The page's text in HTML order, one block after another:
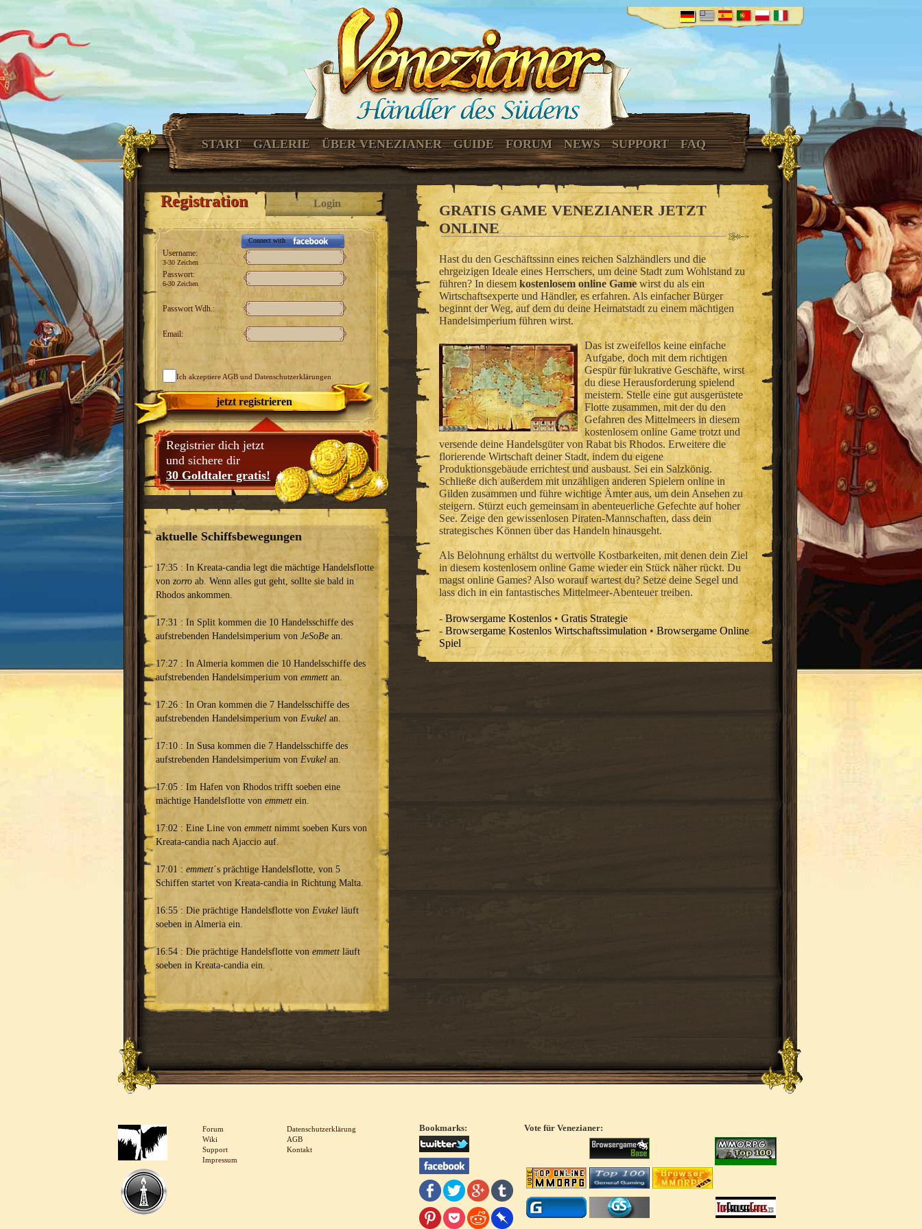
START GALERIE ÜBER VENEZIANER GUIDE FORUM NEWS SUPPORT FAQ
Registration Login
Connect with
Username:
3-30 Zeichen
Passwort:
6-30 Zeichen
Passwort Wdh.:
Email:
Ich akzeptiere AGB und Datenschutzerklärungen
jetzt registrieren
Registrier dich jetzt
und sichere dir
30 Goldtaler gratis!
aktuelle Schiffsbewegungen
17:35 : In Kreata-candia legt die mächtige Handelsflotte
von zorro ab. Wenn alles gut geht, sollte sie bald in
Rhodos ankommen.
17:31 : In Split kommen die 10 Handelsschiffe des
aufstrebenden Handelsimperium von JeSoBe an.
17:27 : In Almeria kommen die 10 Handelsschiffe des
aufstrebenden Handelsimperium von emmett an.
17:26 : In Oran kommen die 7 Handelsschiffe des
aufstrebenden Handelsimperium von Evukel an.
17:10 : In Susa kommen die 7 Handelsschiffe des
aufstrebenden Handelsimperium von Evukel an.
17:05 : Im Hafen von Rhodos trifft soeben eine
mächtige Handelsflotte von emmett ein.
17:02 : Eine Line von emmett nimmt soeben Kurs von
Kreata-candia nach Ajaccio auf.
17:01 : emmett´s prächtige Handelsflotte, von 5
Schiffen startet von Kreata-candia in Richtung Malta.
16:55 : Die prächtige Handelsflotte von Evukel läuft
soeben in Almeria ein.
16:54 : Die prächtige Handelsflotte von emmett läuft
soeben in Kreata-candia ein.
GRATIS GAME VENEZIANER JETZT
ONLINE
Hast du den Geschäftssinn eines reichen Salzhändlers und die
ehrgeizigen Ideale eines Herrschers, um deine Stadt zum Wohlstand zu
führen? In diesem kostenlosem online Gamewirst du als ein
Wirtschaftsexperte und Händler, es erfahren. Als einfacher Bürger
beginnt der Weg, auf dem du deine Heimatstadt zu einem mächtigen
Handelsimperium führen wirst.
Das ist zweifellos keine einfache
Aufgabe, doch mit dem richtigen
Gespür für lukrative Geschäfte, wirst
du diese Herausforderung spielend
meistern. Stelle eine gut ausgerüstete
Flotte zusammen, mit der du den
Gefahren des Mittelmeers in diesem
kostenlosem online Game trotzt und
versende deine Handelsgüter von Rabat bis Rhodos. Erweitere die
florierende Wirtschaft deiner Stadt, indem du eigene
Produktionsgebäude errichtest und ausbaust. Sei ein Salzkönig.
Schließe dich außerdem mit unzähligen anderen Spielern online in
Gilden zusammen und führe wichtige Ämter aus, um dein Ansehen zu
steigern. Stürzt euch gemeinsam in abenteuerliche Gefechte auf hoher
See. Zeige den gewissenlosen Piraten-Mannschaften, dass dein
strategisches Können über das Handeln hinausgeht.
Als Belohnung erhältst du wertvolle Kostbarkeiten, mit denen dein Ziel
in diesem kostenlosem online Game wieder ein Stück näher rückt. Du
magst online Games? Also worauf wartest du? Setze deine Segel und
lass dich in ein fantastisches Mittelmeer-Abenteuer treiben.
-Browsergame Kostenlos• Gratis Strategie
- Browsergame Kostenlos Wirtschaftssimulation• Browsergame Online
Spiel
Forum
Wiki
Support
Impressum
Datenschutzerklärung
AGB
Kontakt
Bookmarks: Vote für Venezianer: